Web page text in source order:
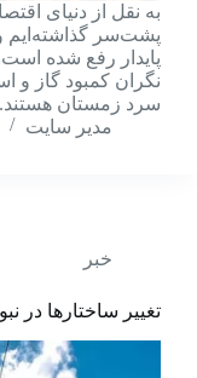
به نقل از دنیای
پشت‌‌‌سر گذاشته‌ایم و
پایدار رفع شده
نگران کمبود گاز و
سرد زمستان
مدیر سایت
خبر
تغییر ساختارها در